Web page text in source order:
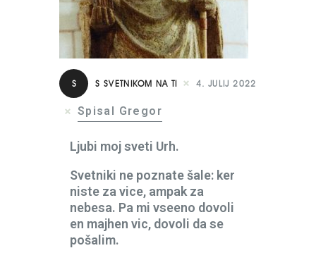
S S SVETNIKOM NA TI 4. JULIJ 2022
Spisal Gregor
Ljubi moj sveti Urh.
Svetniki ne poznate šale: ker
niste za vice, ampak za
nebesa. Pa mi vseeno dovoli
en majhen vic, dovoli da se
pošalim.